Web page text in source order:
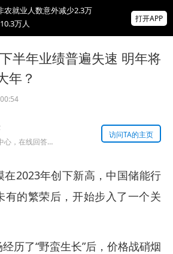
农就业人数意外减少2.3万
万人
黄金突破4350
京籍五环内社保满1年即可
金最高贷款额度
神器
打开APP
半年业绩普遍失速 明年将
年？
上海有色网资讯中心，在线回答您的提问！
访问TA的主页
在2023年创下新高，中国储能行
有的繁荣后，开始步入了一个关
历了“野蛮生长”后，价格战硝烟